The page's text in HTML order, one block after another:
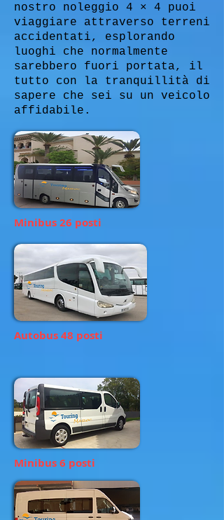
nostro noleggio 4 × 4 puoi
viaggiare attraverso terreni
accidentati, esplorando
luoghi che normalmente
sarebbero fuori portata, il
tutto con la tranquillità di
sapere che sei su un veicolo
affidabile.
Minibus 26 posti
Autobus 48 posti
Minibus 6 posti